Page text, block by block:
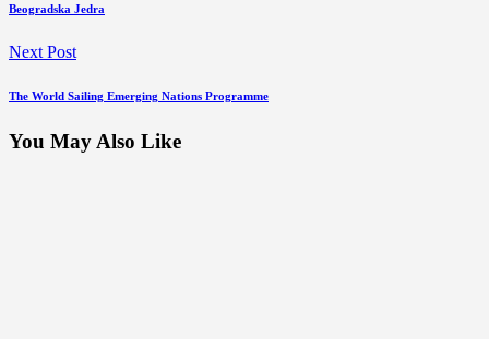
Beogradska Jedra
Next Post
The World Sailing Emerging Nations Programme
You May Also Like